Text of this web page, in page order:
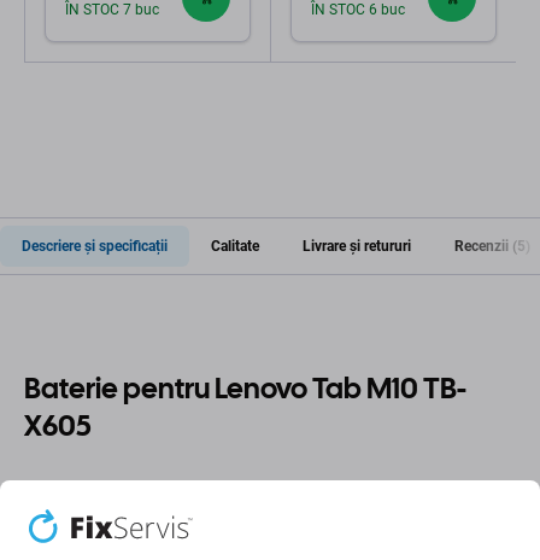
ÎN STOC 7 buc ÎN STOC 6 buc
Descriere și specificații Calitate Livrare și retururi Recenzii (5)
Baterie pentru Lenovo Tab M10 TB-
X605
sau și-a pierdut capacitatea, trebuie înlocuită.